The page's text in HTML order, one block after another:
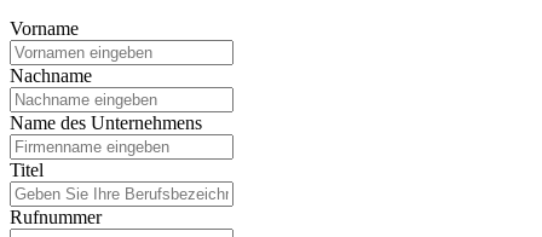
Vorname
Nachname
Name des Unternehmens
Titel
Rufnummer